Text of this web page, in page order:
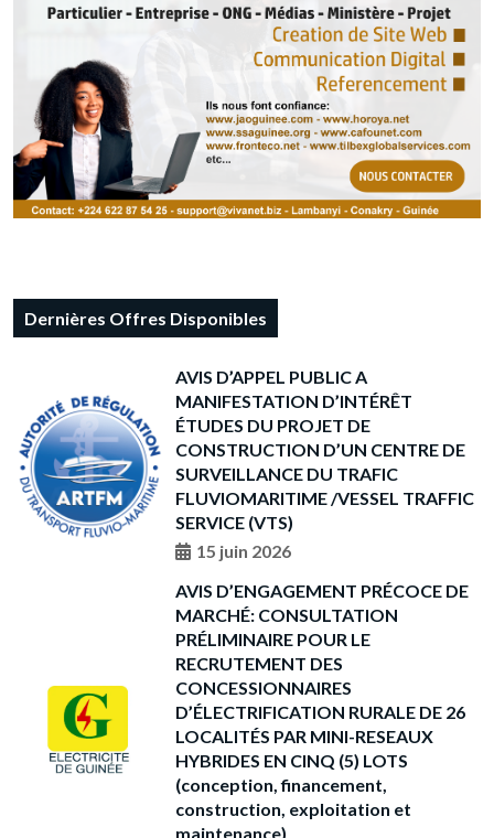
Dernières Offres Disponibles
AVIS D’APPEL PUBLIC A
MANIFESTATION D’INTÉRÊT
ÉTUDES DU PROJET DE
CONSTRUCTION D’UN CENTRE DE
SURVEILLANCE DU TRAFIC
FLUVIOMARITIME /VESSEL TRAFFIC
SERVICE (VTS)
15 juin 2026
AVIS D’ENGAGEMENT PRÉCOCE DE
MARCHÉ: CONSULTATION
PRÉLIMINAIRE POUR LE
RECRUTEMENT DES
CONCESSIONNAIRES
D’ÉLECTRIFICATION RURALE DE 26
LOCALITÉS PAR MINI-RESEAUX
HYBRIDES EN CINQ (5) LOTS
(conception, financement,
construction, exploitation et
maintenance)